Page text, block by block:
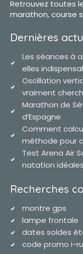
Retrouvez toutes
marathon, course
Dernières
Les séances à
elles
Oscillation
vraiment
Marathon de
d’Espagne
Comment
méthode pour
Test Arena Air
natation
Recherches
montre gps
lampe frontale
dates soldes
code promo i-